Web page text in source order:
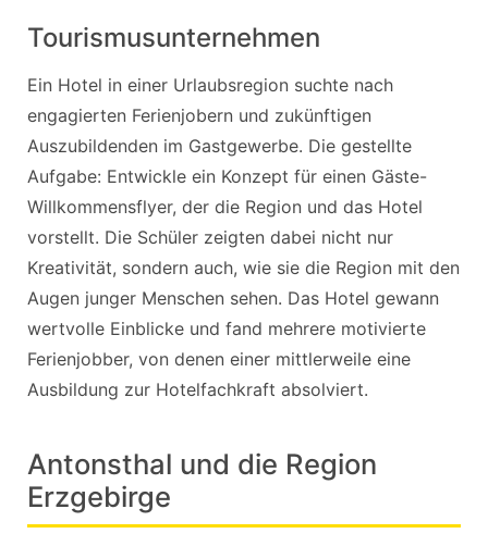
Tourismusunternehmen
Ein Hotel in einer Urlaubsregion suchte nach
engagierten Ferienjobern und zukünftigen
Auszubildenden im Gastgewerbe. Die gestellte
Aufgabe: Entwickle ein Konzept für einen Gäste-
Willkommensflyer, der die Region und das Hotel
vorstellt. Die Schüler zeigten dabei nicht nur
Kreativität, sondern auch, wie sie die Region mit den
Augen junger Menschen sehen. Das Hotel gewann
wertvolle Einblicke und fand mehrere motivierte
Ferienjobber, von denen einer mittlerweile eine
Ausbildung zur Hotelfachkraft absolviert.
Antonsthal und die Region
Erzgebirge